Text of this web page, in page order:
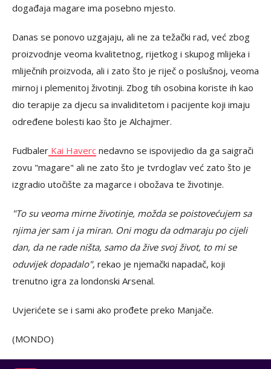
događaja magare ima posebno mjesto.
Danas se ponovo uzgajaju, ali ne za težački rad, već zbog
proizvodnje veoma kvalitetnog, rijetkog i skupog mlijeka i
mliječnih proizvoda, ali i zato što je riječ o poslušnoj, veoma
mirnoj i plemenitoj životinji. Zbog tih osobina koriste ih kao
dio terapije za djecu sa invaliditetom i pacijente koji imaju
određene bolesti kao što je Alchajmer.
Fudbaler Kai Haverc nedavno se ispovijedio da ga saigrači
zovu "magare" ali ne zato što je tvrdoglav već zato što je
izgradio utočište za magarce i obožava te životinje.
"To su veoma mirne životinje, možda se poistovećujem sa
njima jer sam i ja miran. Oni mogu da odmaraju po cijeli
dan, da ne rade ništa, samo da žive svoj život, to mi se
oduvijek dopadalo", rekao je njemački napadač, koji
trenutno igra za londonski Arsenal.
Uvjerićete se i sami ako prođete preko Manjače.
(MONDO)